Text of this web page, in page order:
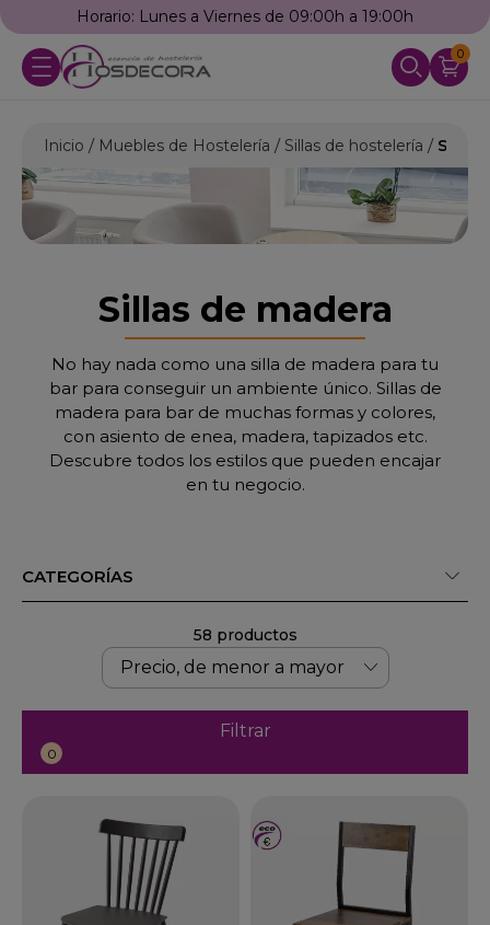
Llámanos: 976 25 59 91
0
Inicio Muebles de Hostelería Sillas de hostelería Sillas
Sillas de madera
No hay nada como una silla de madera para tu
bar para conseguir un ambiente único. Sillas de
madera para bar de muchas formas y colores,
con asiento de enea, madera, tapizados etc.
Descubre todos los estilos que pueden encajar
en tu negocio.
CATEGORÍAS
58 productos
Filtrar
0